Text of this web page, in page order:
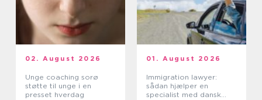
02. August 2026
Unge coaching sorø
støtte til unge i en
presset hverdag
01. August 2026
Immigration lawyer:
sådan hjælper en
specialist med dansk